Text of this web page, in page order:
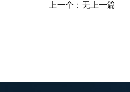
上一个：无上一篇